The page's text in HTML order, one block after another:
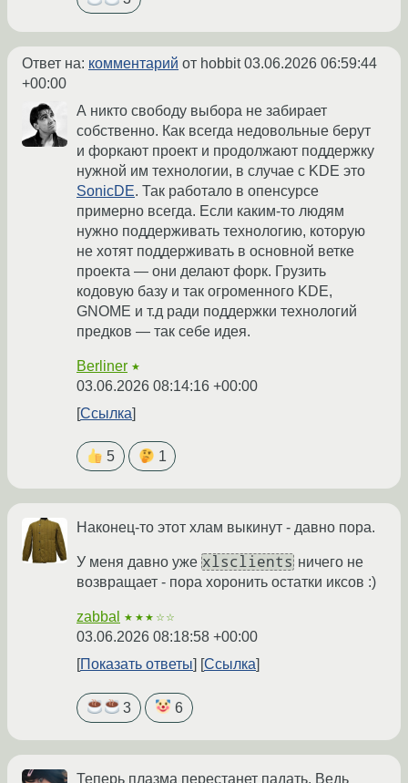
Ответ на: комментарий от hobbit03.06.2026 06:59:44
+00:00
А никто свободу выбора не забирает
собственно. Как всегда недовольные берут
и форкают проект и продолжают поддержку
нужной им технологии, в случае с KDE это
SonicDE. Так работало в опенсурсе
примерно всегда. Если каким-то людям
нужно поддерживать технологию, которую
не хотят поддерживать в основной ветке
проекта — они делают форк. Грузить
кодовую базу и так огроменного KDE,
GNOME и т.д ради поддержки технологий
предков — так себе идея.
Berliner ★
03.06.2026 08:14:16 +00:00
Ссылка
5 1
Наконец-то этот хлам выкинут - давно пора.
У меня давно уже xlsclients ничего не
возвращает - пора хоронить остатки иксов :)
zabbal ★★★☆☆
03.06.2026 08:18:58 +00:00
Показать ответы
Ссылка
3 6
Теперь плазма перестанет падать. Ведь